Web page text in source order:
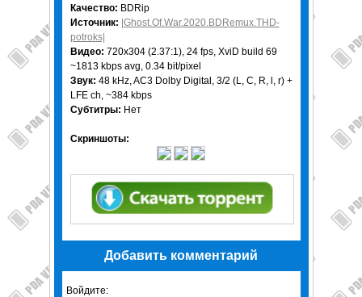
Качество: BDRip
Источник: |Ghost.Of.War.2020.BDRemux.THD-
potroks|
Видео: 720x304 (2.37:1), 24 fps, XviD build 69
~1813 kbps avg, 0.34 bit/pixel
Звук: 48 kHz, AC3 Dolby Digital, 3/2 (L, C, R, l, r) +
LFE ch, ~384 kbps
Субтитры: Нет
Скриншоты:
Добавить комментарий
Войдите: